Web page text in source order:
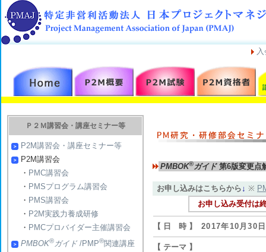
Ｐ２Ｍ講習会・講座セミナー等
P2M講習会・講座セミナー等
P2M講習会
・ PMC講習会
・ PMSプログラム講習会
・ PMS講習会
・ P2M実践力養成研修
・ PMCプロバイダー主催講習会
PMBOK®ガイド/PMP®関連講座
PMBOK®ガイド第6版変更点
お申し込みはこちらから↓ ※
お申し込み受付は
【 日 時 】 2017年10月30
【 テーマ 】